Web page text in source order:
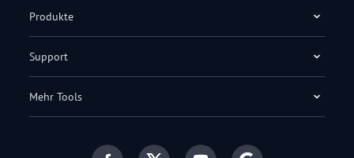
Produkte
Support
Mehr Tools